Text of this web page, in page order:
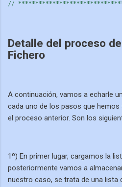
// ******************************
Detalle del proceso
Fichero
A continuación, vamos a echarle
cada uno de los pasos que
el proceso anterior. Son los
1º) En primer lugar, cargamos la
posteriormente vamos a
nuestro caso, se trata de una lista